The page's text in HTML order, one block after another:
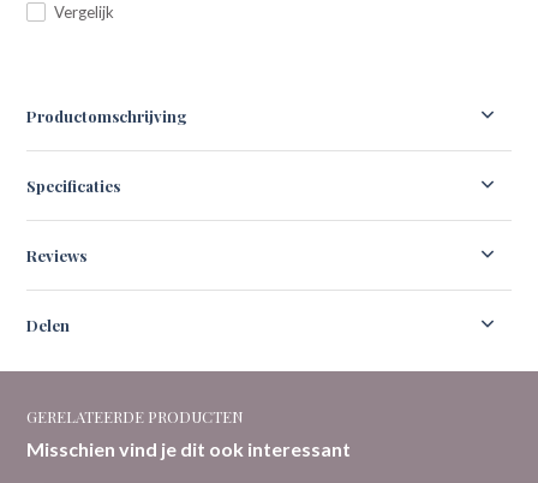
Vergelijk
Productomschrijving
Specificaties
Reviews
Delen
GERELATEERDE PRODUCTEN
Misschien vind je dit ook interessant